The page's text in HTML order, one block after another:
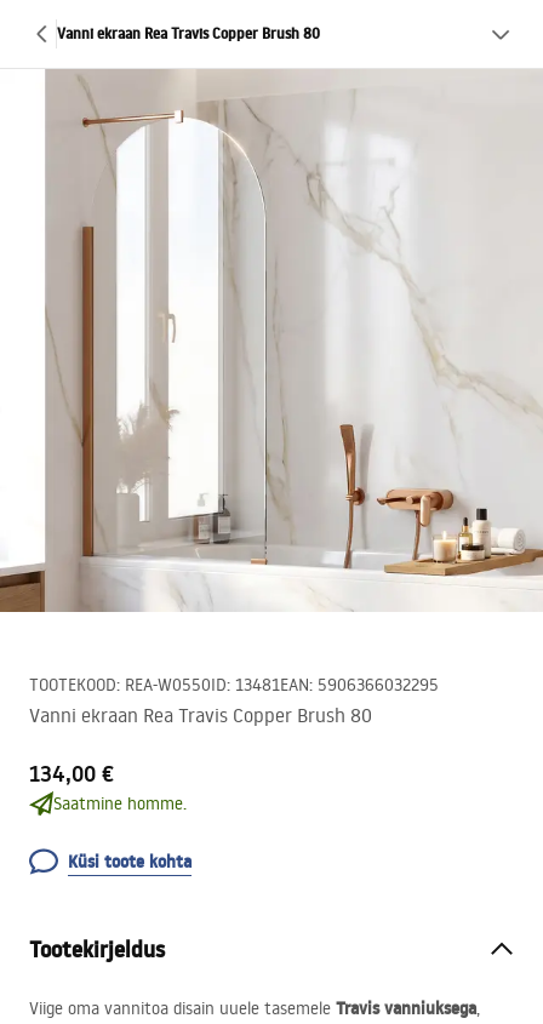
Vanni ekraan Rea Travis Copper Brush 80
TOOTEKOOD: REA-W0550ID: 13481EAN: 5906366032295
Vanni ekraan Rea Travis Copper Brush 80
134,00 €
Saatmine homme.
Küsi toote kohta
Tootekirjeldus
Viige oma vannitoa disain uuele tasemele Travis vanniuksega,